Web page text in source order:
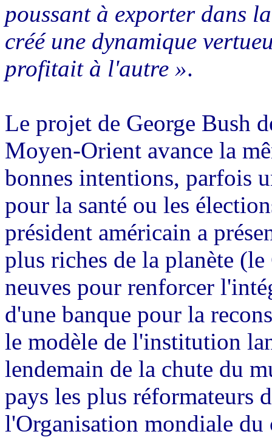
poussant à exporter dans
créé une dynamique
profitait à l'autre ».
Le projet de George Bush
Moyen-Orient avance la
bonnes intentions, parfois
pour la santé ou les
président américain a
plus riches de la planète
neuves pour renforcer
d'une banque pour la
le modèle de l'institution
lendemain de la chute du
pays les plus réformateurs
l'Organisation mondiale du